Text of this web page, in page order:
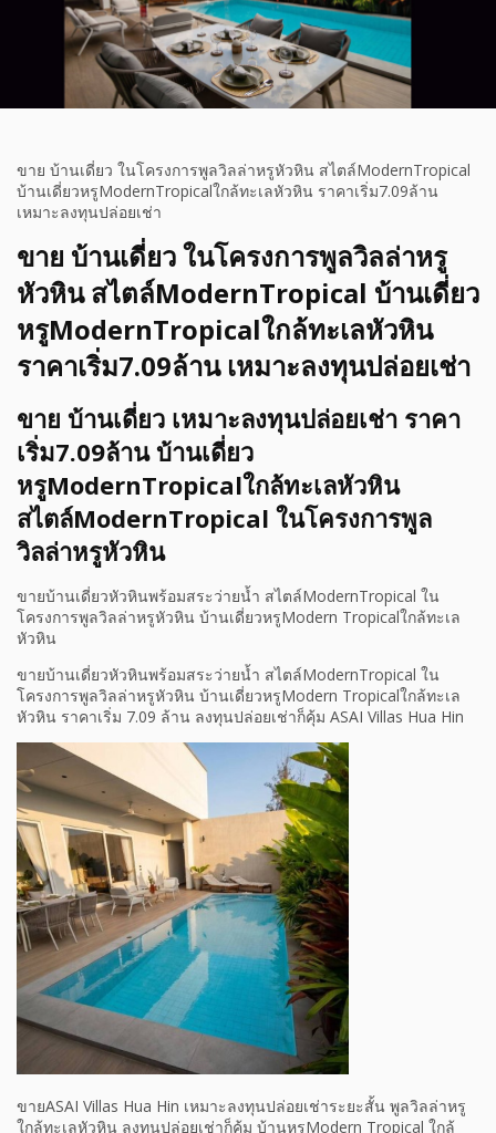
ขาย บ้านเดี่ยว ในโครงการพูลวิลล่าหรูหัวหิน สไตล์ModernTropical
บ้านเดี่ยวหรูModernTropicalใกล้ทะเลหัวหิน ราคาเริ่ม7.09ล้าน
เหมาะลงทุนปล่อยเช่า
ขาย บ้านเดี่ยว ในโครงการพูลวิลล่าหรู
หัวหิน สไตล์ModernTropical บ้านเดี่ยว
หรูModernTropicalใกล้ทะเลหัวหิน
ราคาเริ่ม7.09ล้าน เหมาะลงทุนปล่อยเช่า
ขาย บ้านเดี่ยว เหมาะลงทุนปล่อยเช่า ราคา
เริ่ม7.09ล้าน บ้านเดี่ยว
หรูModernTropicalใกล้ทะเลหัวหิน
สไตล์ModernTropical ในโครงการพูล
วิลล่าหรูหัวหิน
ขายบ้านเดี่ยวหัวหินพร้อมสระว่ายน้ำ สไตล์ModernTropical ใน
โครงการพูลวิลล่าหรูหัวหิน บ้านเดี่ยวหรูModern Tropicalใกล้ทะเล
หัวหิน
ขายบ้านเดี่ยวหัวหินพร้อมสระว่ายน้ำ สไตล์ModernTropical ใน
โครงการพูลวิลล่าหรูหัวหิน บ้านเดี่ยวหรูModern Tropicalใกล้ทะเล
หัวหิน ราคาเริ่ม 7.09 ล้าน ลงทุนปล่อยเช่าก็คุ้ม ASAI Villas Hua Hin
ขายASAI Villas Hua Hin เหมาะลงทุนปล่อยเช่าระยะสั้น พูลวิลล่าหรู
ใกล้ทะเลหัวหิน ลงทุนปล่อยเช่าก็คุ้ม บ้านหรูModern Tropical ใกล้